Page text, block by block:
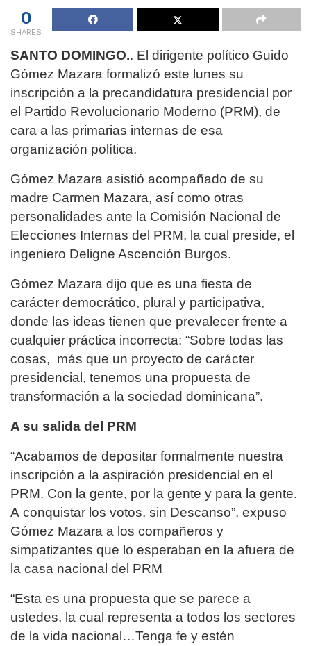
0
SHARES
SANTO DOMINGO.. El dirigente político Guido
Gómez Mazara formalizó este lunes su
inscripción a la precandidatura presidencial por
el Partido Revolucionario Moderno (PRM), de
cara a las primarias internas de esa
organización política.
Gómez Mazara asistió acompañado de su
madre Carmen Mazara, así como otras
personalidades ante la Comisión Nacional de
Elecciones Internas del PRM, la cual preside, el
ingeniero Deligne Ascención Burgos.
Gómez Mazara dijo que es una fiesta de
carácter democrático, plural y participativa,
donde las ideas tienen que prevalecer frente a
cualquier práctica incorrecta: “Sobre todas las
cosas, más que un proyecto de carácter
presidencial, tenemos una propuesta de
transformación a la sociedad dominicana”.
A su salida del PRM
“Acabamos de depositar formalmente nuestra
inscripción a la aspiración presidencial en el
PRM. Con la gente, por la gente y para la gente.
A ​conquistar los votos, sin Descanso”, expuso
Gómez Mazara a los compañeros y
simpatizantes que lo esperaban en la afuera de
la casa nacional del PRM
“Esta es una propuesta que se parece a
ustedes, la cual representa a todos los sectores
de la vida nacional…Tenga fe y estén